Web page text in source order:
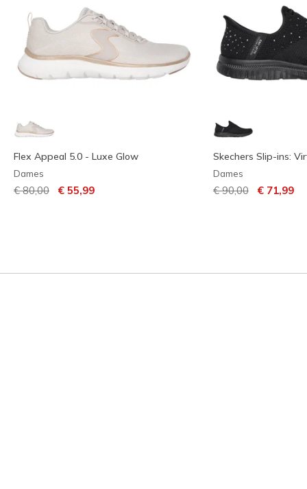
Flex Appeal 5.0 - Luxe Glow
Dames
Prijs verlaagd van
€ 80,00 naar
€ 55,99
Skechers Slip-ins:
Dames
Prijs verlaagd van
€ 90,00naar
€ 71,99